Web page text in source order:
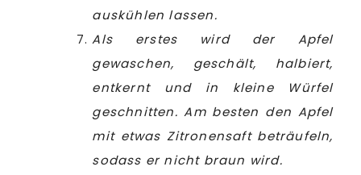
auskühlen lassen.
Als erstes wird der Apfel
gewaschen, geschält, halbiert,
entkernt und in kleine Würfel
geschnitten. Am besten den Apfel
mit etwas Zitronensaft beträufeln,
sodass er nicht braun wird.